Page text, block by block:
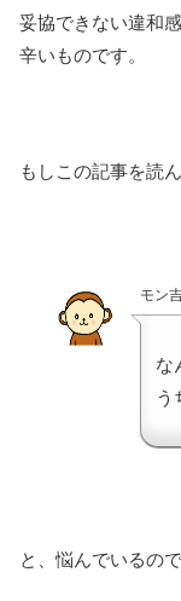
妥協できない違和
辛いものです。
もしこの記事を読
モン
な
う
と、悩んでいるので